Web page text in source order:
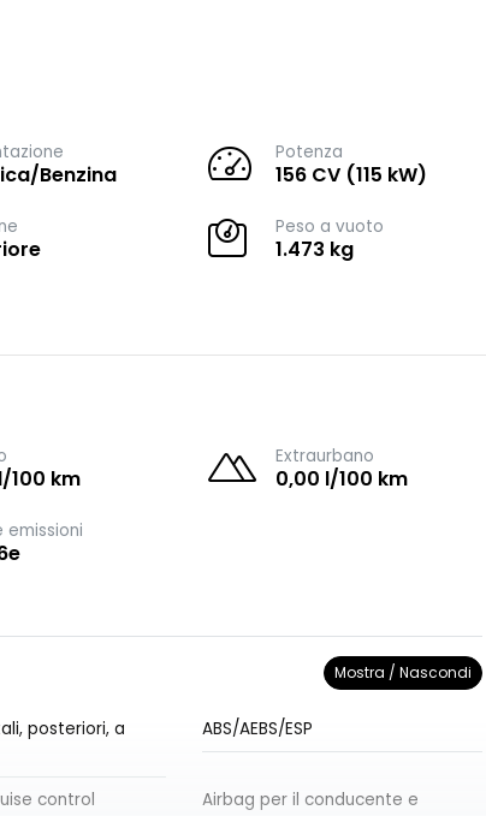
Benzina
Potenza
156 CV (115 kW)
Peso a vuoto
1.473 kg
100 km
Extraurbano
0,00 l/100 km
emissioni
Mostra / Nascondi
posteriori, a
ABS/AEBS/ESP
control
Airbag per il conducente e